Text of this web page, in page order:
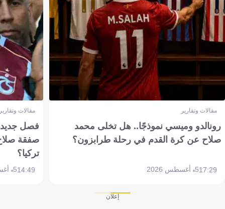
مقالات وتقارير
رونالدو وميسي نموذجًا.. هل تخلى محمد
صلاح عن كرة القدم في رحلة طرابزون؟
17:295 أغسطس 2026
مقالات
فصل جديد
صفقة
تركيا؟
14:495 أغسطس 2026
إعلان